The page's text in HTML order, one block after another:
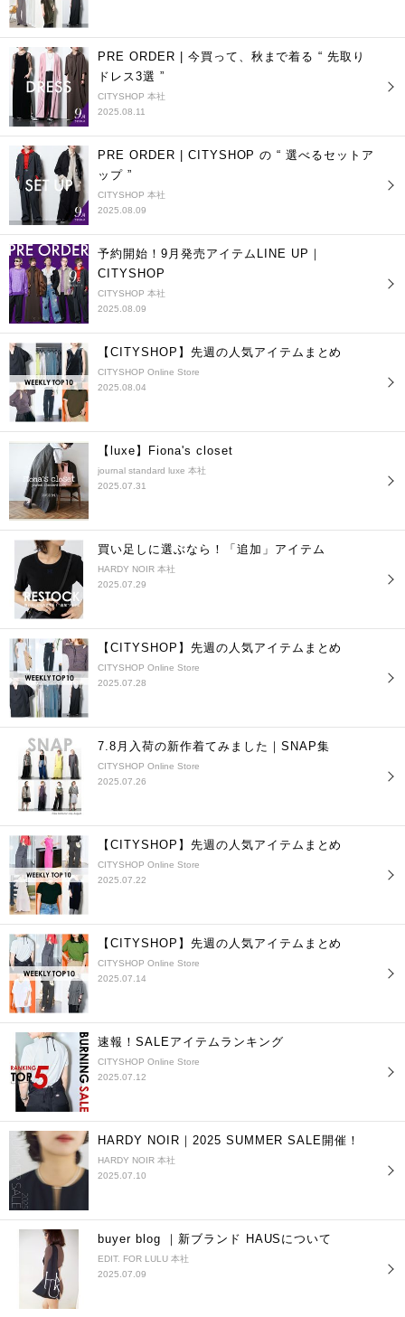
PRE ORDER | 今買って、秋まで着る “ 先取り
ドレス3選 ”
CITYSHOP 本社
2025.08.11
PRE ORDER | CITYSHOP の “ 選べるセットア
ップ ”
CITYSHOP 本社
2025.08.09
予約開始！9月発売アイテムLINE UP｜
CITYSHOP
CITYSHOP 本社
2025.08.09
【CITYSHOP】先週の人気アイテムまとめ
CITYSHOP Online Store
2025.08.04
【luxe】Fiona's closet
journal standard luxe 本社
2025.07.31
買い足しに選ぶなら！「追加」アイテム
HARDY NOIR 本社
2025.07.29
【CITYSHOP】先週の人気アイテムまとめ
CITYSHOP Online Store
2025.07.28
7.8月入荷の新作着てみました｜SNAP集
CITYSHOP Online Store
2025.07.26
【CITYSHOP】先週の人気アイテムまとめ
CITYSHOP Online Store
2025.07.22
【CITYSHOP】先週の人気アイテムまとめ
CITYSHOP Online Store
2025.07.14
速報！SALEアイテムランキング
CITYSHOP Online Store
2025.07.12
HARDY NOIR｜2025 SUMMER SALE開催！
HARDY NOIR 本社
2025.07.10
buyer blog ｜新ブランド HAUSについて
EDIT. FOR LULU 本社
2025.07.09